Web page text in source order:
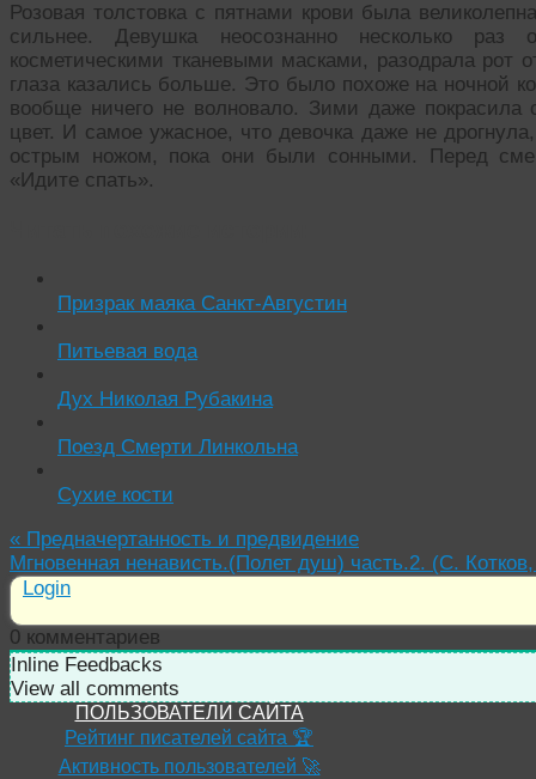
Розовая толстовка с пятнами крови была
сильнее. Девушка неосознанно несколько раз
косметическими тканевыми масками, разодрала рот
глаза казались больше. Это было похоже на ночной
вообще ничего не волновало. Зими даже
цвет. И самое ужасное, что девочка даже не
острым ножом, пока они были сонными. Перед
«Идите спать».
Призрак маяка Санкт-Августин
Питьевая вода
Дух Николая Рубакина
Поезд Смерти Линкольна
Сухие кости
« Предначертанность и предвидение
Мгновенная ненависть.(Полет душ) часть.2. (С.
Login
0 комментариев
Inline Feedbacks
View all comments
ПОЛЬЗОВАТЕЛИ САЙТА
Рейтинг писателей сайта 🏆
Активность пользователей 🚀